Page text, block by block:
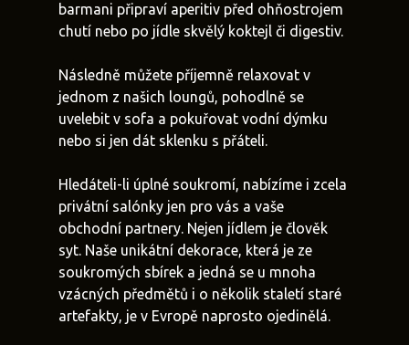
barmani připraví aperitiv před ohňostrojem
chutí nebo po jídle skvělý koktejl či digestiv.
Následně můžete příjemně relaxovat v
jednom z našich loungů, pohodlně se
uvelebit v sofa a pokuřovat vodní dýmku
nebo si jen dát sklenku s přáteli.
Hledáteli-li úplné soukromí, nabízíme i zcela
privátní salónky jen pro vás a vaše
obchodní partnery. Nejen jídlem je člověk
syt. Naše unikátní dekorace, která je ze
soukromých sbírek a jedná se u mnoha
vzácných předmětů i o několik staletí staré
artefakty, je v Evropě naprosto ojedinělá.